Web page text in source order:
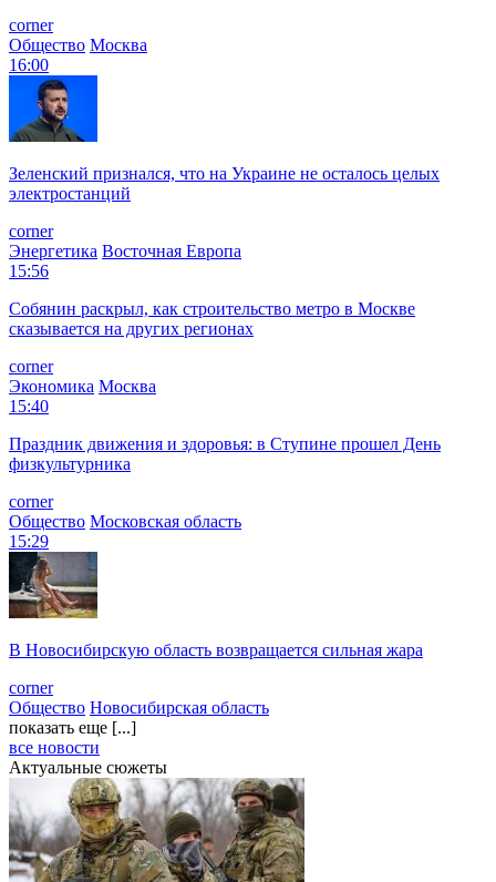
corner
Общество Москва
16:00
Зеленский признался, что на Украине не осталось целых
электростанций
corner
Энергетика Восточная Европа
15:56
Собянин раскрыл, как строительство метро в Москве
сказывается на других регионах
corner
Экономика Москва
15:40
Праздник движения и здоровья: в Ступине прошел День
физкультурника
corner
Общество Московская область
15:29
В Новосибирскую область возвращается сильная жара
corner
Общество Новосибирская область
показать еще [...]
все новости
Актуальные сюжеты